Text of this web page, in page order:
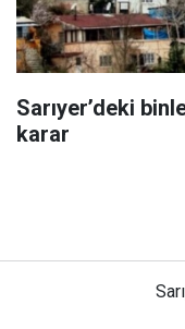
Sarıyer’deki
karar